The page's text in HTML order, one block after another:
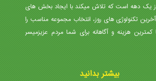
یک دهه است که تلاش میکند با ایجاد بخش های
تکنولوژی های روز، انتخاب مجموعه مناسب را
کمترین هزینه و آگاهانه برای شما مردم عزیزمیسر
بیشتر بدانید